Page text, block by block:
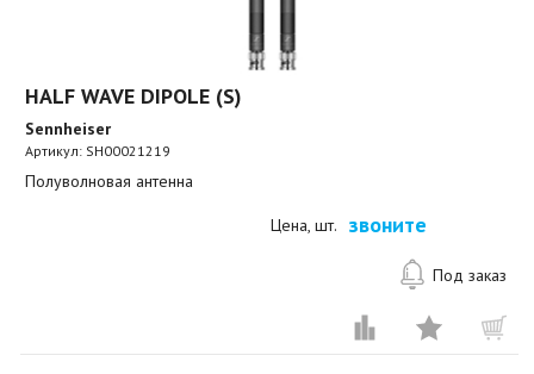
HALF WAVE DIPOLE (S)
Sennheiser
Артикул: SH00021219
Полуволновая антенна
Цена, шт. звоните
Под заказ